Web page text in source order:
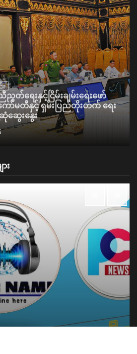
တ်ရေးနှင့်ငြိမ်းချမ်းရေးဖော်
ော်မတီနှင့် ရှမ်းပြည်တိုးတက် ရေး
ဆွေးနွေး
း